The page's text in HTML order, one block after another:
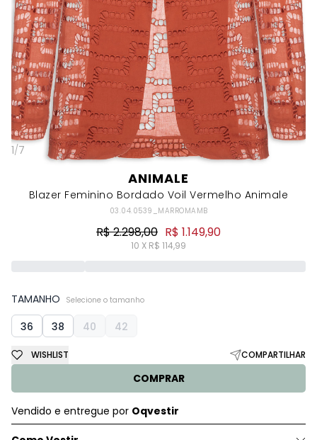
1/7
ANIMALE
Blazer Feminino Bordado Voil Vermelho Animale
03.04.0539_MARROMAMB
R$ 2.298,00 R$ 1.149,90
10 X R$ 114,99
TAMANHO Selecione o tamanho
36 38 40 42
COMPRAR
WISHLIST COMPARTILHAR
Vendido e entregue por Oqvestir